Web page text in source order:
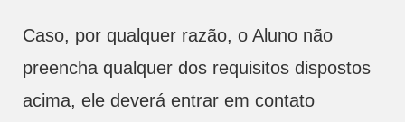
Caso, por qualquer razão, o Aluno não
preencha qualquer dos requisitos dispostos
acima, ele deverá entrar em contato